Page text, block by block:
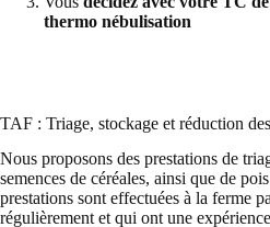
thermo nébulisation
TAF : Triage, stockage et réduction
Nous proposons des prestations de
semences de céréales, ainsi que de
prestations sont effectuées à la ferme
régulièrement et qui ont une